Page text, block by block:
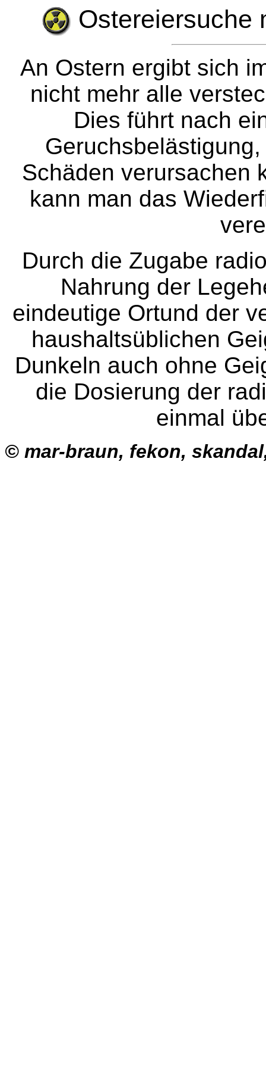
Ostereiersuche
An Ostern ergibt sich
nicht mehr alle
Dies führt nach
Schäden verursachen
kann man das
Durch die Zugabe
Nahrung der
eindeutige Ortund der
haushaltsüblichen
Dunkeln auch ohne
die Dosierung der
einmal
© mar-braun, fekon,